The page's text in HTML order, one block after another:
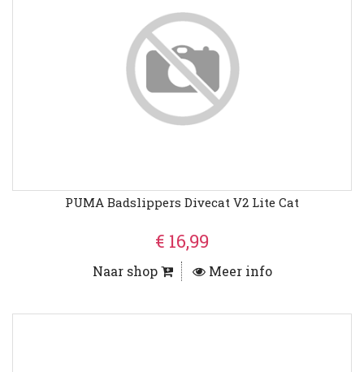
PUMA Badslippers Divecat V2 Lite Cat
€ 16,99
Naar shop Meer info